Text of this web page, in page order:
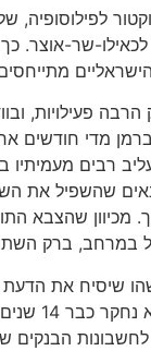
לפילוסופיה,
לכאילו-שר-אוצר.
מתייחסים
פעילויות,
מדי חודשים
רבים מעמיתיו
שהשפיל את
מכיוון שהצבא
במרחב, ברק
שיסיח את
המפורסמת
הבנקים